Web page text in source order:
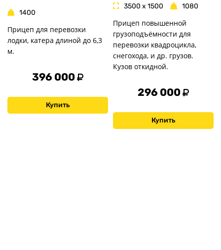
1400
Прицеп для перевозки
лодки, катера длиной до 6,3
м.
396 000
Купить
3500 x 1500 1080
Прицеп повышенной
грузоподъёмности для
перевозки квадроцикла,
снегохода, и др. грузов.
Кузов откидной.
296 000
Купить